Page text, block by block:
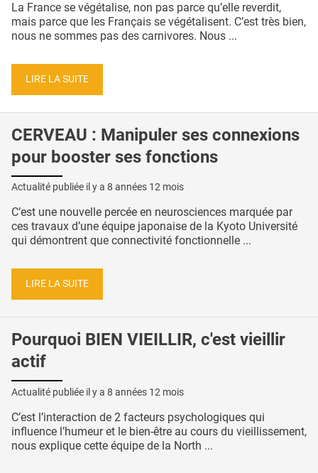
La France se végétalise, non pas parce qu’elle reverdit,
mais parce que les Français se végétalisent. C’est très bien,
nous ne sommes pas des carnivores. Nous ...
LIRE LA SUITE
CERVEAU : Manipuler ses connexions
pour booster ses fonctions
Actualité publiée il y a 8 années 12 mois
C’est une nouvelle percée en neurosciences marquée par
ces travaux d’une équipe japonaise de la Kyoto Université
qui démontrent que connectivité fonctionnelle ...
LIRE LA SUITE
Pourquoi BIEN VIEILLIR, c'est vieillir
actif
Actualité publiée il y a 8 années 12 mois
C’est l’interaction de 2 facteurs psychologiques qui
influence l’humeur et le bien-être au cours du vieillissement,
nous explique cette équipe de la North ...